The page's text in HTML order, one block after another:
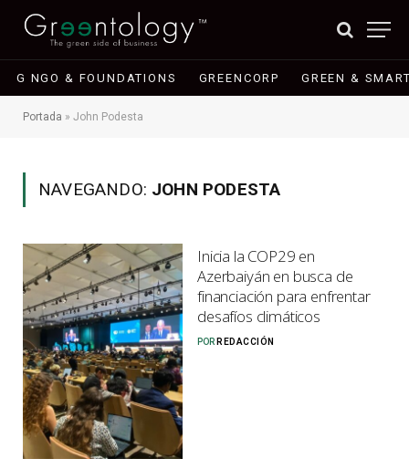
G NGO & FOUNDATIONS GREENCORP GREEN &
Portada » John Podesta
NAVEGANDO: JOHN PODESTA
Inicia la COP29 en
Azerbaiyán en busca de
financiación para enfrentar
desafíos climáticos
POR REDACCIÓN